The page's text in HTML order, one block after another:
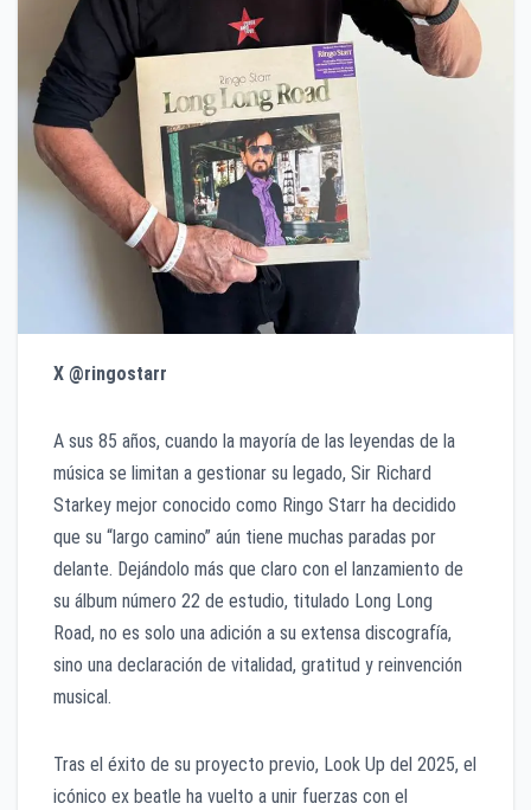
X @ringostarr
A sus 85 años, cuando la mayoría de las leyendas de la
música se limitan a gestionar su legado, Sir Richard
Starkey mejor conocido como Ringo Starr ha decidido
que su “largo camino” aún tiene muchas paradas por
delante. Dejándolo más que claro con el lanzamiento de
su álbum número 22 de estudio, titulado Long Long
Road, no es solo una adición a su extensa discografía,
sino una declaración de vitalidad, gratitud y reinvención
musical.
Tras el éxito de su proyecto previo, Look Up del 2025, el
icónico ex beatle ha vuelto a unir fuerzas con el